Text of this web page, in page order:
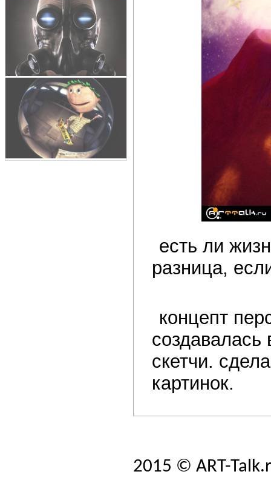
есть ли
разница,
концепт
создавалась
скетчи.
картинок.
2015 © ART-